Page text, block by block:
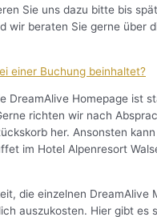
Sie uns dazu bitte bis
wir beraten Sie gerne über
einer Buchung beinhaltet?
DreamAlive Homepage ist
richten wir nach
her. Ansonsten
im Hotel Alpenresort
die einzelnen DreamAlive
auszukosten. Hier gibt es